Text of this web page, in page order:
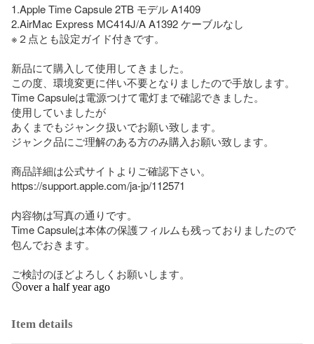
1.Apple Time Capsule 2TB モデル A1409
2.AirMac Express MC414J/A A1392 ケーブルなし
※２点とも設定ガイド付きです。
新品にて購入して使用してきました。
この度、環境変更に伴い不要となりましたので手放します。
Time Capsuleは電源つけて電灯まで確認できました。
使用していましたが
あくまでもジャンク扱いでお願い致します。
ジャンク品にご理解のある方のみ購入お願い致します。
商品詳細は公式サイトよりご確認下さい。
https://support.apple.com/ja-jp/112571
内容物は写真の通りです。
Time Capsuleは本体の保護フィルムも残っておりましたので
包んでおきます。
ご検討のほどよろしくお願いします。
over a half year ago
Item details